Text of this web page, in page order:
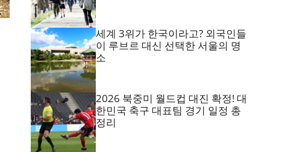
세계 3위가 한국이라고? 외국인들
이 루브르 대신 선택한 서울의 명
소
2026 북중미 월드컵 대진 확정! 대
한민국 축구 대표팀 경기 일정 총
정리